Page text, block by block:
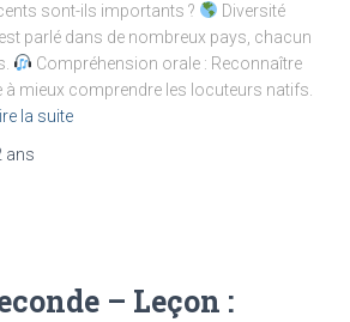
sont-ils importants ?
Diversité
parlé dans de nombreux pays, chacun
Compréhension orale : Reconnaître
mieux comprendre les locuteurs natifs.
Lire la suite
ans
– Leçon :